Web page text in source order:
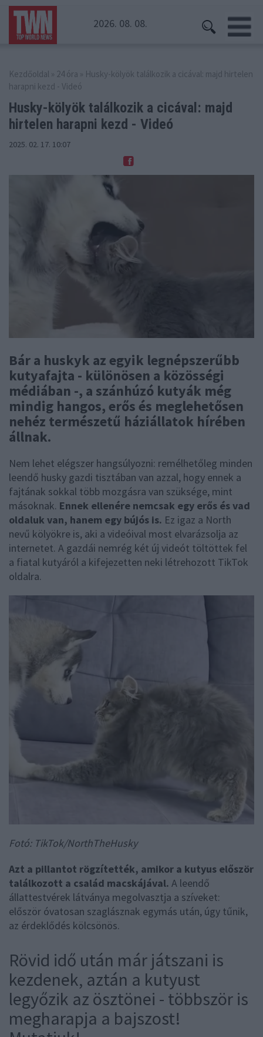
2026. 08. 08.
Kezdőoldal » 24 óra » Husky-kölyök találkozik a cicával: majd hirtelen
harapni kezd - Videó
Husky-kölyök találkozik a cicával: majd
hirtelen harapni kezd - Videó
2025. 02. 17. 10:07
Bár a huskyk az egyik legnépszerűbb
kutyafajta - különösen a közösségi
médiában -, a szánhúzó kutyák még
mindig hangos, erős és meglehetősen
nehéz természetű háziállatok hírében
állnak.
Nem lehet elégszer hangsúlyozni: remélhetőleg minden
leendő husky gazdi tisztában van azzal, hogy ennek a
fajtának sokkal több mozgásra van szüksége, mint
másoknak. Ennek ellenére nemcsak egy erős és vad
oldaluk van, hanem egy bújós is. Ez igaz a North
nevű kölyökre is, aki a videóival most elvarázsolja az
internetet. A gazdái nemrég két új videót töltöttek fel
a fiatal kutyáról a kifejezetten neki létrehozott TikTok
oldalra.
Fotó: TikTok/NorthTheHusky
Azt a pillantot rögzítették, amikor a kutyus először
találkozott a család macskájával. A leendő
állattestvérek látványa megolvasztja a szíveket:
először óvatosan szaglásznak egymás után, úgy tűnik,
az érdeklődés kölcsönös.
Rövid idő után már játszani is
kezdenek, aztán a kutyust
legyőzik az ösztönei - többször is
megharapja a bajszost!